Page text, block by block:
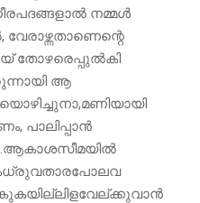
നമ്മൾ
തോഴരെപ്പുൽകി
ആ
പാലിപ്പാൻ